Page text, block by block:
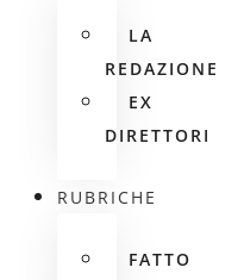
LA
REDAZIONE
EX
DIRETTORI
RUBRICHE
FATTO